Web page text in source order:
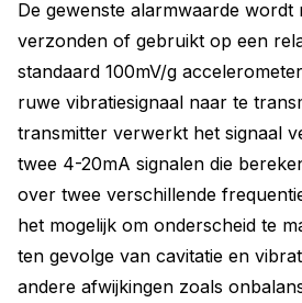
De gewenste alarmwaarde wordt
verzonden of gebruikt op een
standaard 100mV/g
ruwe vibratiesignaal naar te
transmitter verwerkt het signaal
twee 4-20mA signalen die
over twee verschillende
het mogelijk om onderscheid te
ten gevolge van cavitatie en
andere afwijkingen zoals